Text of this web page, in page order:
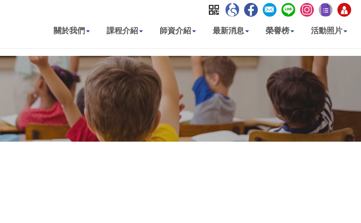
關於我們 課程介紹 師資介紹 最新消息 榮譽榜 活動照片